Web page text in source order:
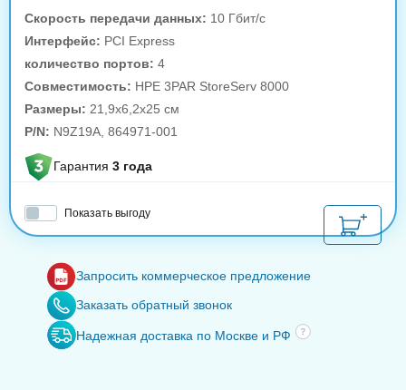
Скорость передачи данных: 10 Гбит/с
Интерфейс: PCI Express
количество портов: 4
Совместимость: HPE 3PAR StoreServ 8000
Размеры: 21,9x6,2x25 см
P/N: N9Z19A, 864971-001
Гарантия 3 года
Показать выгоду
Запросить коммерческое предложение
Заказать обратный звонок
Надежная доставка по Москве и РФ